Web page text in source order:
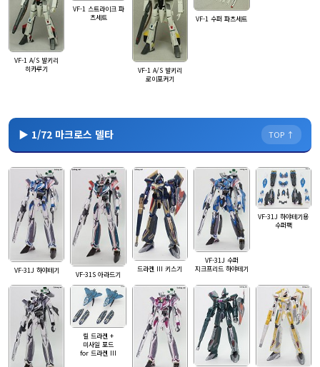
VF-1 A/S 발키리
히카루기
VF-1 스트라이크 파
츠세트
VF-1 A/S 발키리
로이포커기
VF-1 수퍼 파츠세트
▶ 1/72 마크로스 델타 TOP ↑
VF-31J 하야테기 VF-31S 아라드기
드라켄 III 키스기
VF-31J 수퍼
지크프리드 하야테기
VF-31J 하야테기용
수퍼팩
릴 드라켄 +
미사일 포드
for 드라켄 III